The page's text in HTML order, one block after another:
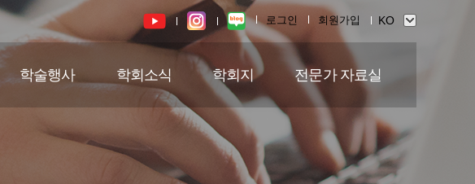
로그인 회원가입
학술행사 학회소식 학회지 전문가 자료실